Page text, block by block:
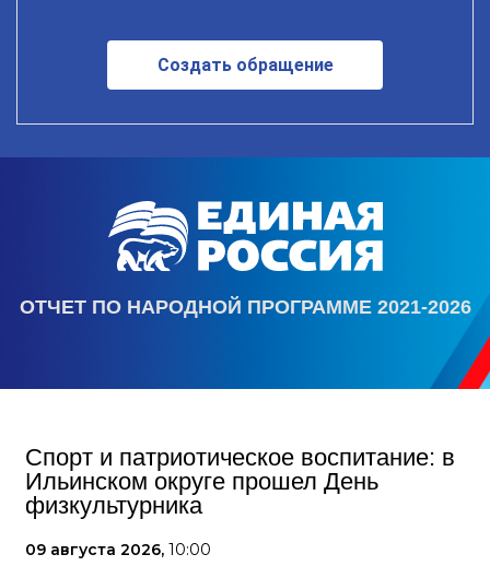
Создать обращение
ОТЧЕТ ПО НАРОДНОЙ ПРОГРАММЕ 2021-2026
Спорт и патриотическое воспитание: в
Ильинском округе прошел День
физкультурника
09 августа 2026, 10:00